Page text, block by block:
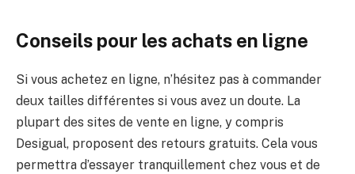
Conseils pour les achats en ligne
Si vous achetez en ligne, n’hésitez pas à commander
deux tailles différentes si vous avez un doute. La
plupart des sites de vente en ligne, y compris
Desigual, proposent des retours gratuits. Cela vous
permettra d’essayer tranquillement chez vous et de